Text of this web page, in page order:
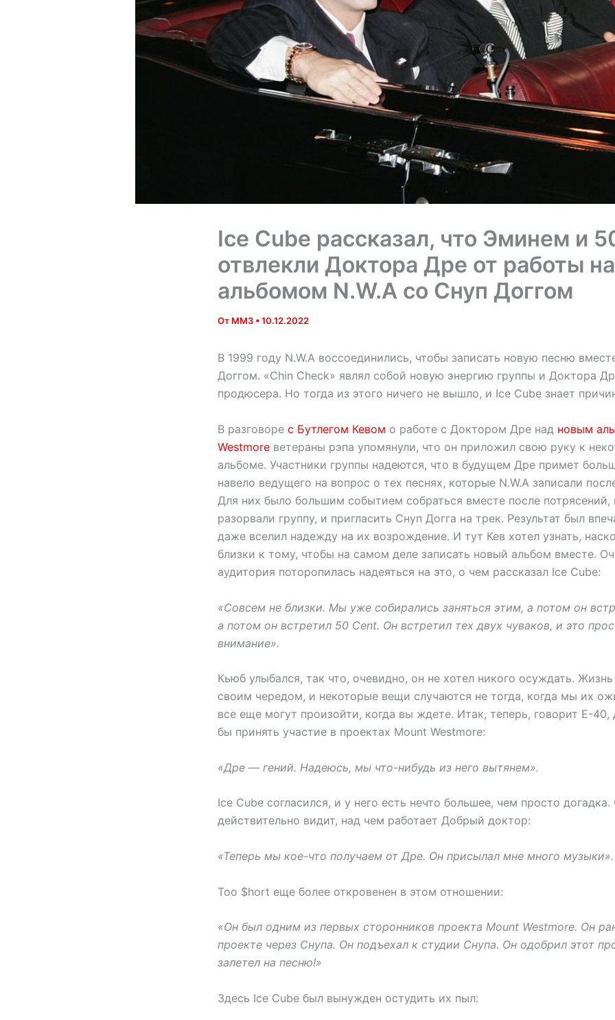
Ice Cube рассказал, что Эминем и
отвлекли Доктора Дре от работы
альбомом N.W.A со Снуп Доггом
От MM3 •10.12.2022
В 1999 году N.W.A воссоединились, чтобы записать новую песню
Доггом. «Chin Check» являл собой новую энергию группы и Доктора
продюсера. Но тогда из этого ничего не вышло, и Ice Cube знает
В разговоре с Бутлегом Кевом о работе с Доктором Дре над новым
Westmore ветераны рэпа упомянули, что он приложил свою руку к
альбоме. Участники группы надеются, что в будущем Дре примет
навело ведущего на вопрос о тех песнях, которые N.W.A записали
Для них было большим событием собраться вместе после потрясений,
разорвали группу, и пригласить Снуп Догга на трек. Результат был
даже вселил надежду на их возрождение. И тут Кев хотел узнать,
близки к тому, чтобы на самом деле записать новый альбом вместе.
аудитория поторопилась надеяться на это, о чем рассказал Ice Cube:
«Совсем не близки. Мы уже собирались заняться этим, а потом он
а потом он встретил 50 Cent. Он встретил тех двух чуваков, и это
внимание».
Кьюб улыбался, так что, очевидно, он не хотел никого осуждать.
своим чередом, и некоторые вещи случаются не тогда, когда мы их
все еще могут произойти, когда вы ждете. Итак, теперь, говорит E-
бы принять участие в проектах Mount Westmore:
«Дре — гений. Надеюсь, мы что-нибудь из него вытянем».
Ice Cube согласился, и у него есть нечто большее, чем просто догадка.
действительно видит, над чем работает Добрый доктор:
«Теперь мы кое-что получаем от Дре. Он присылал мне много музыки».
Too $hort еще более откровенен в этом отношении:
«Он был одним из первых сторонников проекта Mount Westmore. Он
проекте через Снупа. Он подъехал к студии Снупа. Он одобрил этот
залетел на песню!»
Здесь Ice Cube был вынужден остудить их пыл: